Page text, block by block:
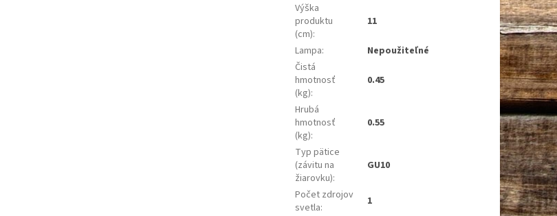
Výška
produktu
(cm):
11
Lampa:
Nepoužiteľné
Čistá
hmotnosť
(kg):
0.45
Hrubá
hmotnosť
(kg):
0.55
Typ pätice
(závitu na
žiarovku):
GU10
Počet zdrojov
svetla:
1